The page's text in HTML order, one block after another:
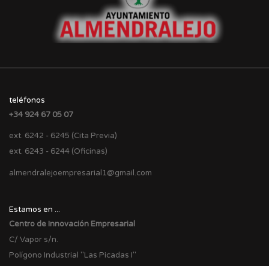
teléfonos
+34 924 67 05 07
ext. 6242 - 6245 (Cita Previa)
ext. 6243 - 6244 (Oficinas)
almendralejoempresarial1@gmail.com
Estamos en ...
Centro de Innovación Empresarial
C/ Vapor s/n.
Polígono Industrial "Las Picadas I"